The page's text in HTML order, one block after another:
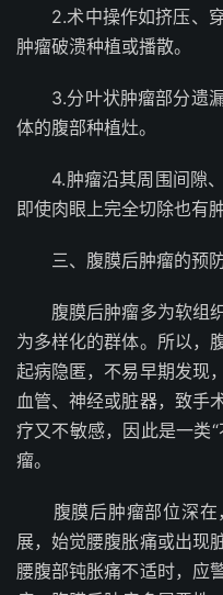
2.术中操作如挤压、穿
肿瘤破溃种植或播散。
3.分叶状肿瘤部分遗漏
体的腹部种植灶。
4.肿瘤沿其周围间隙、
即使肉眼上完全切除也有
三、腹膜后肿瘤的预
腹膜后肿瘤多为软组织
为多样化的群体。所以，
起病隐匿，不易早期发现
血管、神经或脏器，致手
疗又不敏感，因此是一类
瘤。
腹膜后肿瘤部位深在
展，始觉腰腹胀痛或出现
腰腹部钝胀痛不适时，应